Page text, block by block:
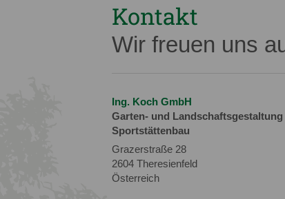
Kontakt
Wir freuen uns
Ing. Koch GmbH
Garten- und Landschaftsgestaltung
Sportstättenbau
Grazerstraße 28
2604 Theresienfeld
Österreich